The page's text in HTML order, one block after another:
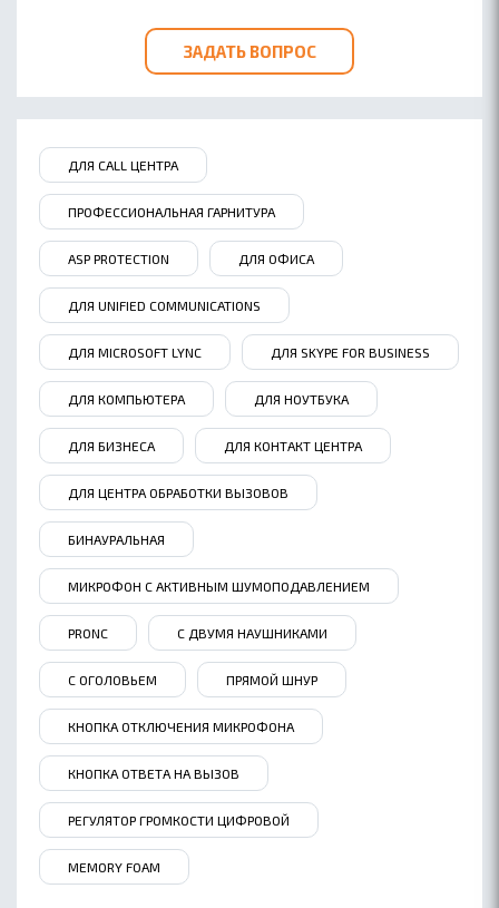
ОБ ACCUTONE
ЗАДАТЬ ВОПРОС
ДЛЯ CALL ЦЕНТРА
ПРОФЕССИОНАЛЬНАЯ ГАРНИТУРА
ASP PROTECTION ДЛЯ ОФИСА
ДЛЯ UNIFIED COMMUNICATIONS
ДЛЯ MICROSOFT LYNC ДЛЯ SKYPE FOR BUSINESS
ДЛЯ КОМПЬЮТЕРА ДЛЯ НОУТБУКА
ДЛЯ БИЗНЕСА ДЛЯ КОНТАКТ ЦЕНТРА
ДЛЯ ЦЕНТРА ОБРАБОТКИ ВЫЗОВОВ
БИНАУРАЛЬНАЯ
МИКРОФОН С АКТИВНЫМ ШУМОПОДАВЛЕНИЕМ
PRONC С ДВУМЯ НАУШНИКАМИ
С ОГОЛОВЬЕМ ПРЯМОЙ ШНУР
КНОПКА ОТКЛЮЧЕНИЯ МИКРОФОНА
КНОПКА ОТВЕТА НА ВЫЗОВ
РЕГУЛЯТОР ГРОМКОСТИ ЦИФРОВОЙ
MEMORY FOAM